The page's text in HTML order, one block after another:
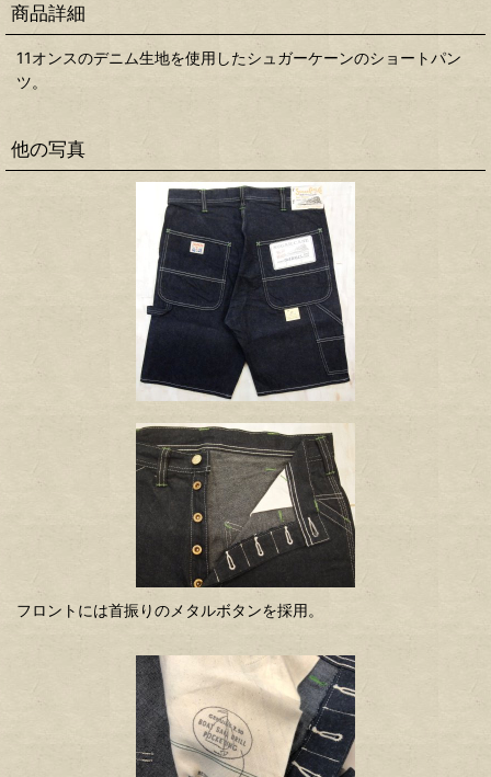
商品詳細
11オンスのデニム生地を使用したシュガーケーンのショートパン
ツ。
他の写真
フロントには首振りのメタルボタンを採用。